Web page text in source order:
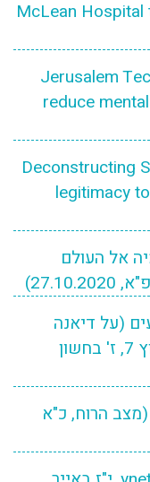
McLean
Jerusalem
reduce
Deconstructing
legitimacy
אל העולם
(על דיאנה
אהרון והתנדבותה בלב בקהילה, ערוץ 7, ז' בחשון
הרוח, כ"א